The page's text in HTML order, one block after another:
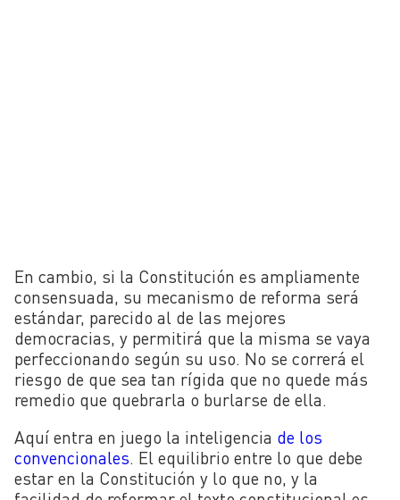
En cambio, si la Constitución es ampliamente
consensuada, su mecanismo de reforma será
estándar, parecido al de las mejores
democracias, y permitirá que la misma se vaya
perfeccionando según su uso. No se correrá el
riesgo de que sea tan rígida que no quede más
remedio que quebrarla o burlarse de ella.
Aquí entra en juego la inteligencia de los
convencionales. El equilibrio entre lo que debe
estar en la Constitución y lo que no, y la